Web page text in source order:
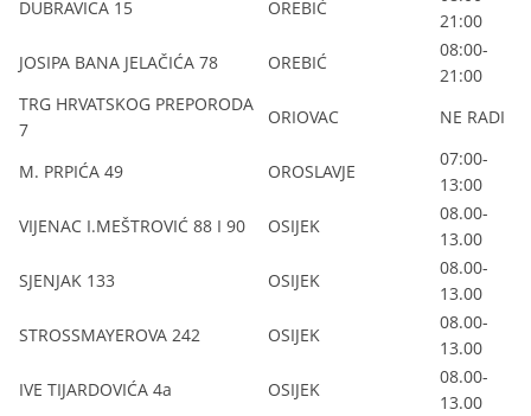
DUBRAVICA 15 OREBIĆ
21:00
JOSIPA BANA JELAČIĆA 78
OREBIĆ
08:00-
21:00
TRG HRVATSKOG PREPORODA
7
ORIOVAC NE RADI
M. PRPIĆA 49 OROSLAVJE
07:00-
13:00
VIJENAC I.MEŠTROVIĆ 88 I 90
OSIJEK
08.00-
13.00
SJENJAK 133
OSIJEK
08.00-
13.00
STROSSMAYEROVA 242
OSIJEK
08.00-
13.00
IVE TIJARDOVIĆA 4a
OSIJEK
08.00-
13.00